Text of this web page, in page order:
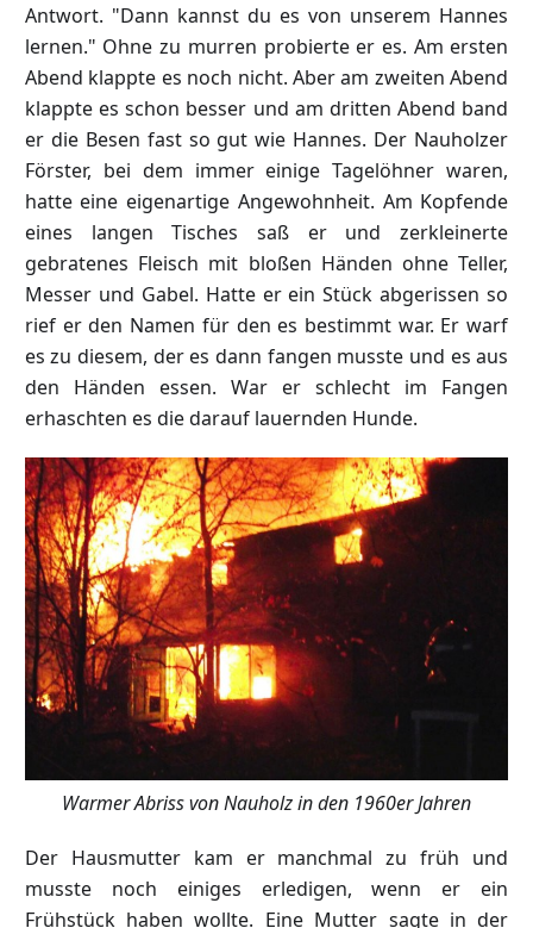
Antwort. "Dann kannst du es von unserem Hannes
lernen." Ohne zu murren probierte er es. Am ersten
Abend klappte es noch nicht. Aber am zweiten Abend
klappte es schon besser und am dritten Abend band
er die Besen fast so gut wie Hannes. Der Nauholzer
Förster, bei dem immer einige Tagelöhner waren,
hatte eine eigenartige Angewohnheit. Am Kopfende
eines langen Tisches saß er und zerkleinerte
gebratenes Fleisch mit bloßen Händen ohne Teller,
Messer und Gabel. Hatte er ein Stück abgerissen so
rief er den Namen für den es bestimmt war. Er warf
es zu diesem, der es dann fangen musste und es aus
den Händen essen. War er schlecht im Fangen
erhaschten es die darauf lauernden Hunde.
Warmer Abriss von Nauholz in den 1960er Jahren
Der Hausmutter kam er manchmal zu früh und
musste noch einiges erledigen, wenn er ein
Frühstück haben wollte. Eine Mutter sagte in der